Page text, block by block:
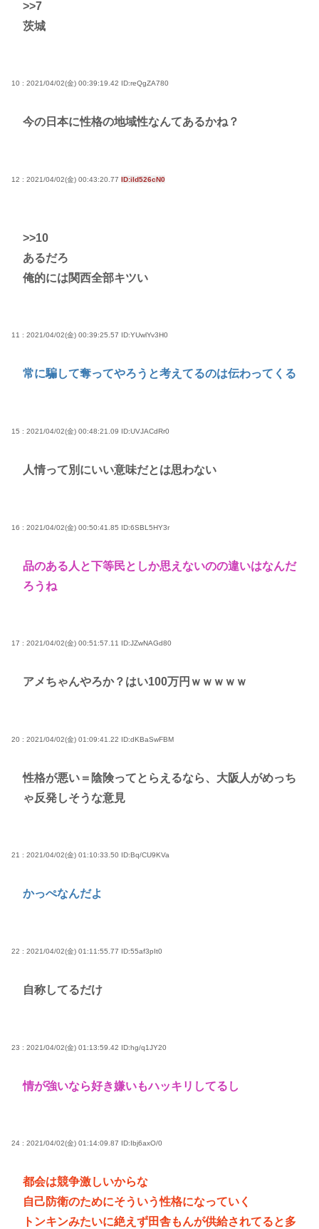
>>7
茨城
10 : 2021/04/02(金) 00:39:19.42 ID:reQgZA780
今の日本に性格の地域性なんてあるかね？
12 : 2021/04/02(金) 00:43:20.77 ID:iId526cN0
>>10
あるだろ
俺的には関西全部キツい
11 : 2021/04/02(金) 00:39:25.57 ID:YUwlYv3H0
常に騙して奪ってやろうと考えてるのは伝わってくる
15 : 2021/04/02(金) 00:48:21.09 ID:UVJACdRr0
人情って別にいい意味だとは思わない
16 : 2021/04/02(金) 00:50:41.85 ID:6SBL5HY3r
品のある人と下等民としか思えないのの違いはなんだ
ろうね
17 : 2021/04/02(金) 00:51:57.11 ID:JZwNAGd80
アメちゃんやろか？はい100万円ｗｗｗｗｗ
20 : 2021/04/02(金) 01:09:41.22 ID:dKBaSwFBM
性格が悪い＝陰険ってとらえるなら、大阪人がめっち
ゃ反発しそうな意見
21 : 2021/04/02(金) 01:10:33.50 ID:Bq/CU9KVa
かっぺなんだよ
22 : 2021/04/02(金) 01:11:55.77 ID:55af3pIt0
自称してるだけ
23 : 2021/04/02(金) 01:13:59.42 ID:hg/q1JY20
情が強いなら好き嫌いもハッキリしてるし
24 : 2021/04/02(金) 01:14:09.87 ID:Ibj6axO/0
都会は競争激しいからな
自己防衛のためにそういう性格になっていく
トンキンみたいに絶えず田舎もんが供給されてると多